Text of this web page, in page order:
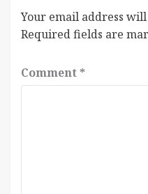
Your email address
Required fields are
Comment *